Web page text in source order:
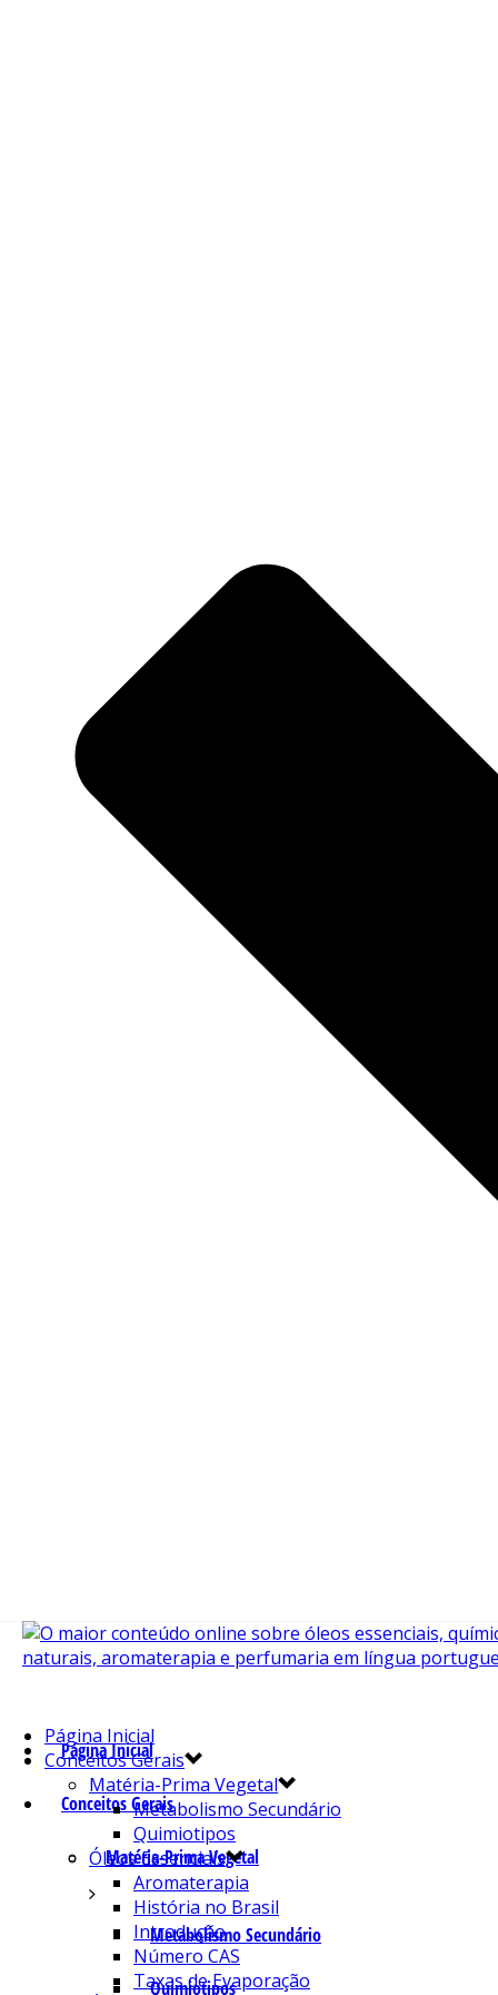
Página Inicial
Conceitos Gerais
Matéria-Prima Vegetal
Metabolismo Secundário
Quimiotipos
Página Inicial
Conceitos Gerais
Matéria-Prima Vegetal
Metabolismo Secundário
Quimiotipos
Óleos Essenciais
Aromaterapia
História no Brasil
Introdução
Número CAS
Taxas de Evaporação